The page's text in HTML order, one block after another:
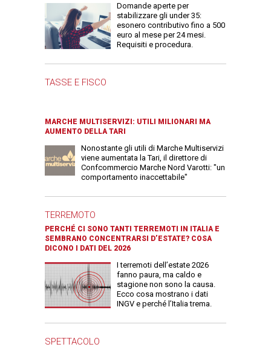
Domande aperte per
stabilizzare gli under 35:
esonero contributivo fino a 500
euro al mese per 24 mesi.
Requisiti e procedura.
TASSE E FISCO
MARCHE MULTISERVIZI: UTILI MILIONARI MA
AUMENTO DELLA TARI
Nonostante gli utili di Marche Multiservizi
viene aumentata la Tari, il direttore di
Confcommercio Marche Nord Varotti: "un
comportamento inaccettabile"
TERREMOTO
PERCHÉ CI SONO TANTI TERREMOTI IN ITALIA E
SEMBRANO CONCENTRARSI D’ESTATE? COSA
DICONO I DATI DEL 2026
I terremoti dell’estate 2026
fanno paura, ma caldo e
stagione non sono la causa.
Ecco cosa mostrano i dati
INGV e perché l’Italia trema.
SPETTACOLO